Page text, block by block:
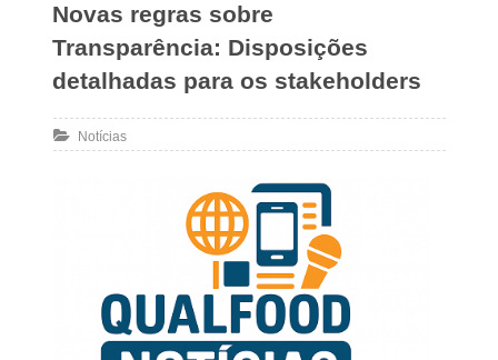
Novas regras sobre
Transparência: Disposições
detalhadas para os stakeholders
Notícias